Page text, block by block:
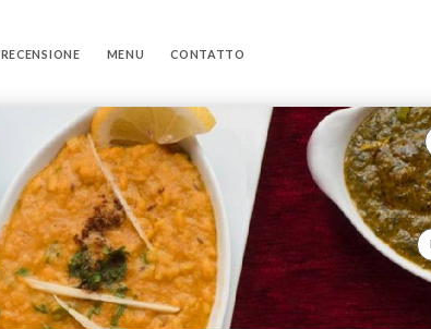
RECENSIONE MENU CONTATTO